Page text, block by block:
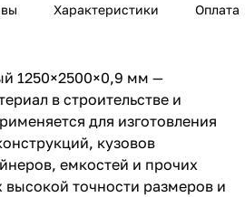
Характеристики Оплата
1250×2500×0,9 мм —
в строительстве и
для изготовления
кузовов
емкостей и прочих
точности размеров и